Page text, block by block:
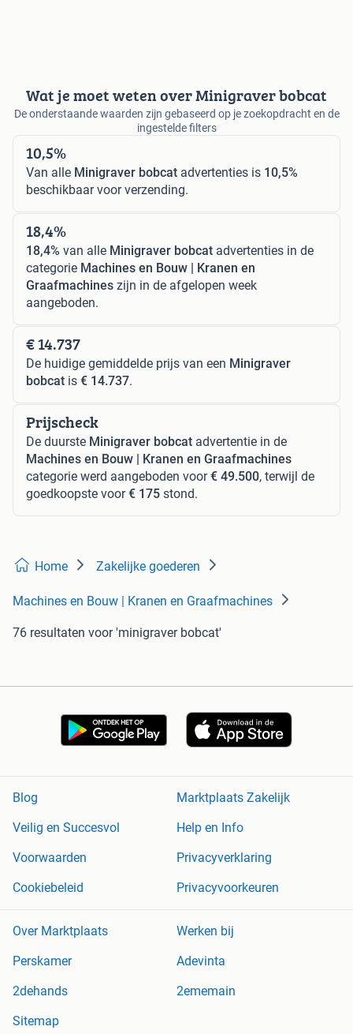
Wat je moet weten over Minigraver bobcat
De onderstaande waarden zijn gebaseerd op je zoekopdracht en de
ingestelde filters
10,5%
Van alle Minigraver bobcat advertenties is 10,5%
beschikbaar voor verzending.
18,4%
18,4% van alle Minigraver bobcat advertenties in de
categorie Machines en Bouw | Kranen en
Graafmachines zijn in de afgelopen week
aangeboden.
€ 14.737
De huidige gemiddelde prijs van een Minigraver
bobcat is € 14.737.
Prijscheck
De duurste Minigraver bobcat advertentie in de
Machines en Bouw | Kranen en Graafmachines
categorie werd aangeboden voor€ 49.500, terwijl de
goedkoopste voor€ 175 stond.
Home Zakelijke goederen
Machines en Bouw | Kranen en Graafmachines
76 resultaten voor 'minigraver bobcat'
Blog
Marktplaats Zakelijk
Veilig en Succesvol
Help en Info
Voorwaarden
Privacyverklaring
Cookiebeleid
Privacyvoorkeuren
Over Marktplaats
Werken bij
Perskamer
Adevinta
2dehands
2ememain
Sitemap